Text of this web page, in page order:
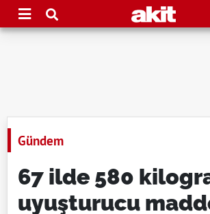
Gündem
67 ilde 580
uyuşturucu